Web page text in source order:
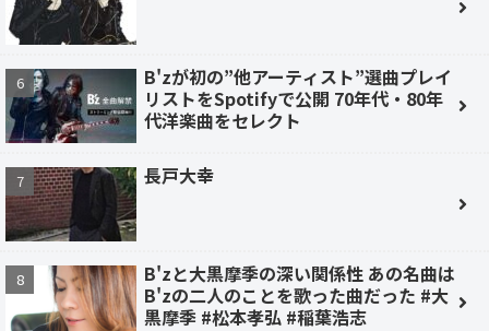
B'zが初の”他アーティスト”選曲プレイ
リストをSpotifyで公開 70年代・80年
代洋楽曲をセレクト
長戸大幸
B'zと大黒摩季の深い関係性 あの名曲は
B'zの二人のことを歌った曲だった #大
黒摩季 #松本孝弘 #稲葉浩志